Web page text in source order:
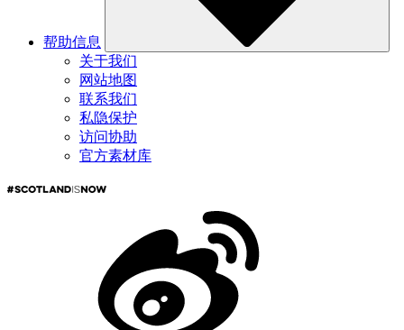
帮助信息
关于我们
网站地图
联系我们
私隐保护
访问协助
官方素材库